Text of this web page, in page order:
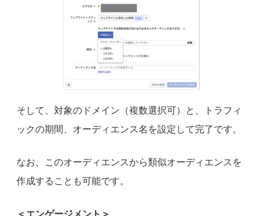
そして、対象のドメイン（複数選択可）と、トラフィ
ックの期間、オーディエンス名を設定して完了です。
なお、このオーディエンスから類似オーディエンスを
作成することも可能です。
＜エンゲージメント＞